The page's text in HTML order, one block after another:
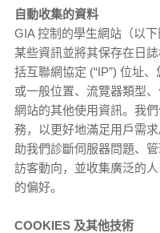
自動收集的資料
GIA 控制的學生網站（以
某些資訊並將其保存在日
括互聯網協定 (“IP”) 位址
或一般位置、流覽器類型
網站的其他使用資訊。我
務，以更好地滿足用戶需
助我們診斷伺服器問題、
訪客動向，並收集廣泛的
的偏好。
COOKIES 及其他技術